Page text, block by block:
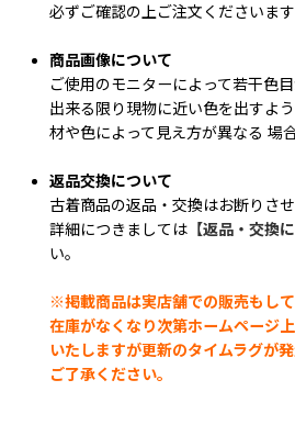
必ずご確認の上ご注文くださいま
商品画像について
ご使用のモニターによって若干色目
出来る限り現物に近い色を出すよ
材や色によって見え方が異なる 場
返品交換について
古着商品の返品・交換はお断りさ
詳細につきましては 【返品・交換
い。
※掲載商品は実店舗での販売もして
在庫がなくなり次第ホームページ
いたしますが更新のタイムラグが
ご了承ください。